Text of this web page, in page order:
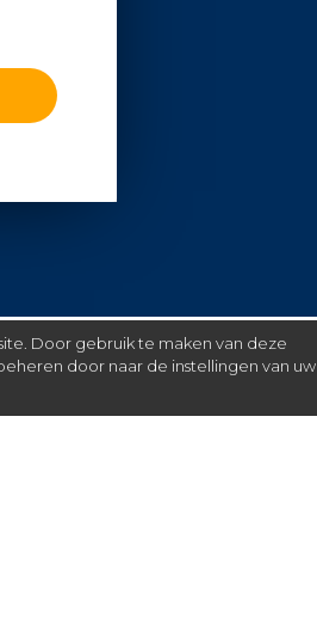
Door gebruik te maken van deze
door naar de instellingen van uw